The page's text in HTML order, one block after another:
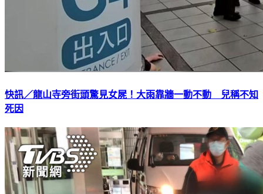
快訊／龍山寺旁街頭驚見女屍！大雨靠牆一動不動 兒稱不知
死因